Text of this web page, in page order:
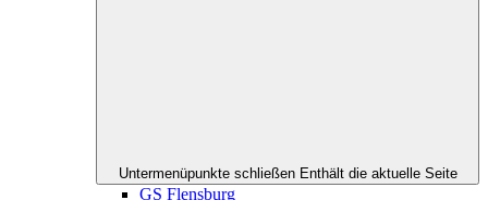
Untermenüpunkte schließen Enthält die aktuelle Seite
GS Flensburg